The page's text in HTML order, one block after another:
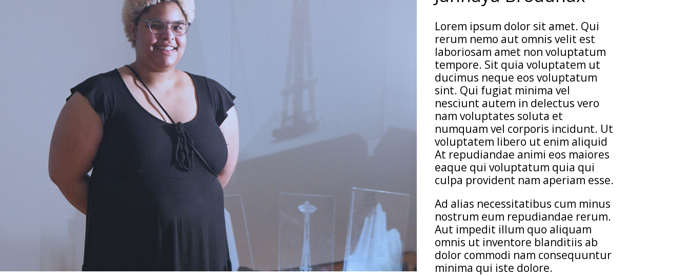
Lorem ipsum dolor sit amet. Qui
rerum nemo aut omnis velit est
laboriosam amet non voluptatum
tempore. Sit quia voluptatem ut
ducimus neque eos voluptatum
sint. Qui fugiat minima vel
nesciunt autem in delectus vero
nam voluptates soluta et
numquam vel corporis incidunt. Ut
voluptatem libero ut enim aliquid
At repudiandae animi eos maiores
eaque qui voluptatum quia qui
culpa provident nam aperiam esse.
Ad alias necessitatibus cum minus
nostrum eum repudiandae rerum.
Aut impedit illum quo aliquam
omnis ut inventore blanditiis ab
dolor commodi nam consequuntur
minima qui iste dolore.